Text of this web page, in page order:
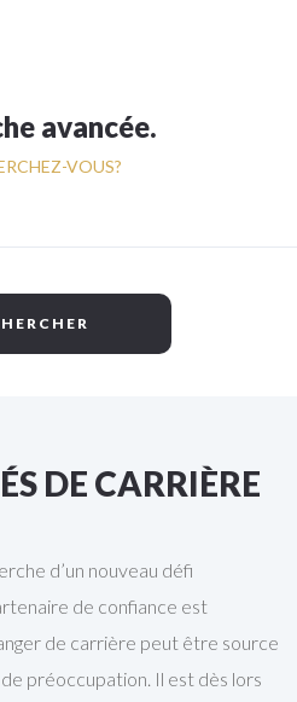
avancée.
VOUS?
DE CARRIÈRE
d’un nouveau défi
de confiance est
de carrière peut être source
préoccupation. Il est dès lors